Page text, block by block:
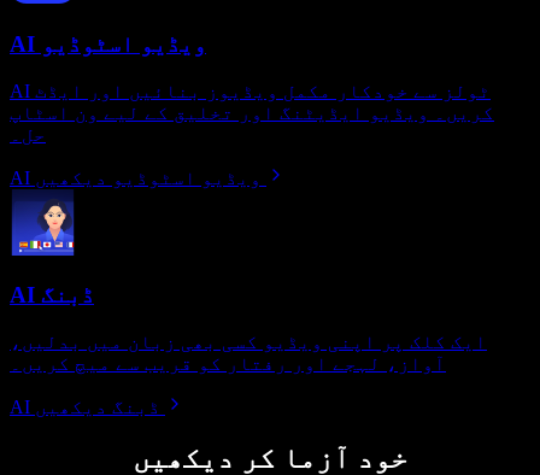
AI ویڈیو اسٹوڈیو
AI ٹولز سے خودکار مکمل ویڈیوز بنائیں اور ایڈٹ
کریں۔ ویڈیو ایڈیٹنگ اور تخلیق کے لیے ون اسٹاپ
حل۔
AI ویڈیو اسٹوڈیو دیکھیں
AI ڈبنگ
ایک کلک پر اپنی ویڈیو کسی بھی زبان میں بدلیں،
آواز، لہجے اور رفتار کو قریب سے میچ کریں۔
AI ڈبنگ دیکھیں
خود آزما کر دیکھیں